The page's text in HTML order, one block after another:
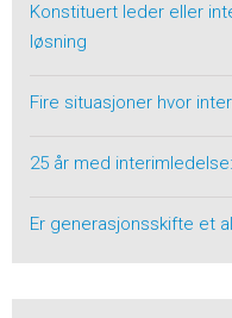
Konstituert leder eller
løsning
Fire situasjoner hvor
25 år med
Er generasjonsskifte et